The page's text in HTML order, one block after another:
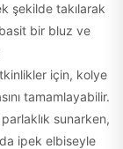
şekilde takılarak
bir bluz ve
için, kolye
tamamlayabilir.
sunarken,
ipek elbiseyle